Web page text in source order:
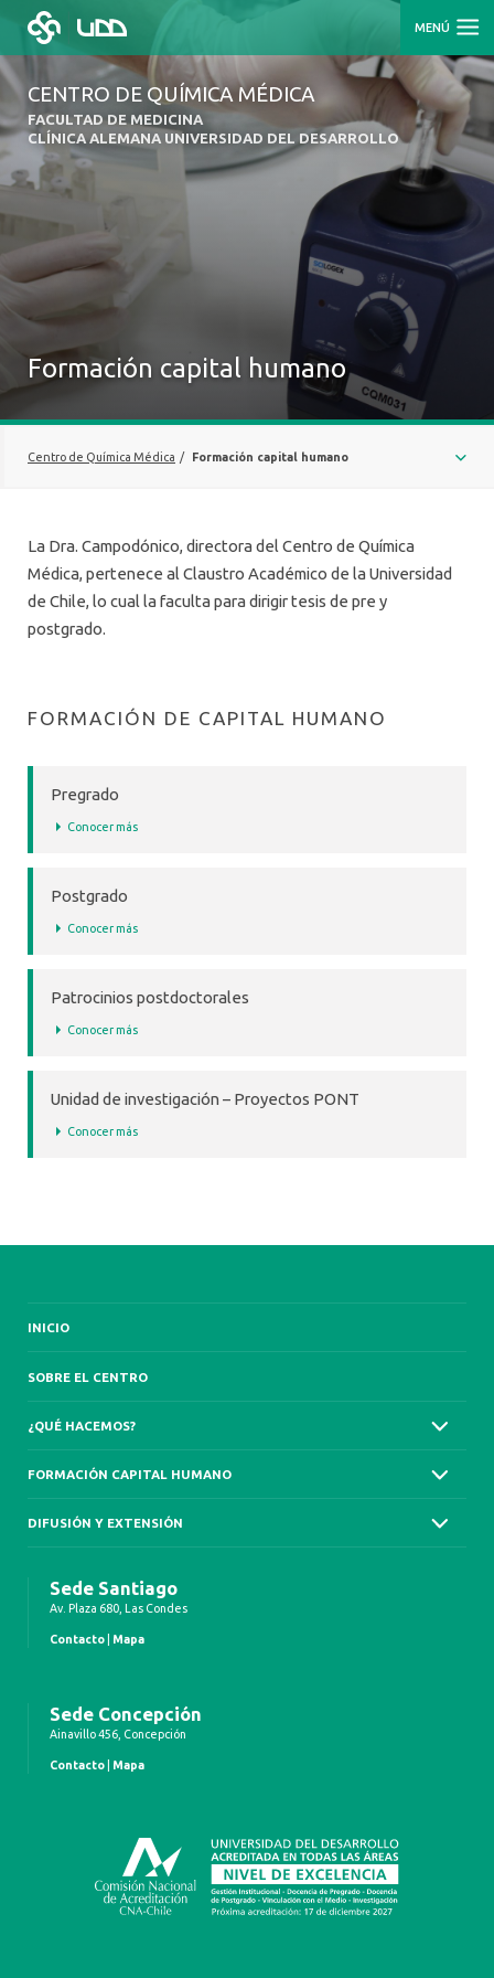
MENÚ
CENTRO DE QUÍMICA MÉDICA
FACULTAD DE MEDICINA
CLÍNICA ALEMANA UNIVERSIDAD DEL DESARROLLO
Formación capital humano
Centro de Química Médica / Formación capital humano
POSTGRADO
PATROCINIOS POSTDOCTORALES
La Dra. Campodónico, directora del Centro de Química
Médica, pertenece al Claustro Académico de la Universidad
de Chile, lo cual la faculta para dirigir tesis de pre y
postgrado.
FORMACIÓN DE CAPITAL HUMANO
Pregrado
Conocer más
Postgrado
Conocer más
Patrocinios postdoctorales
Conocer más
Unidad de investigación – Proyectos PONT
Conocer más
INICIO
SOBRE EL CENTRO
¿QUÉ HACEMOS?
FORMACIÓN CAPITAL HUMANO
DIFUSIÓN Y EXTENSIÓN
Sede Santiago
Av. Plaza 680, Las Condes
Contacto Mapa
Sede Concepción
Ainavillo 456, Concepción
Contacto Mapa